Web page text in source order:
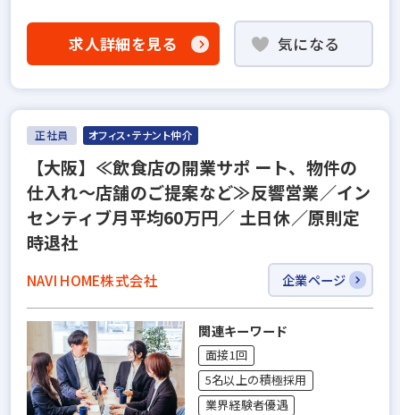
求人詳細を見る 気になる
正社員 オフィス・テナント仲介
【大阪】≪飲食店の開業サポ ート、物件の
仕入れ～店舗のご提案など≫反響営業／イン
センティブ月平均60万円／ 土日休／原則定
時退社
NAVI HOME株式会社 企業ページ
関連キーワード
面接1回
5名以上の積極採用
業界経験者優遇